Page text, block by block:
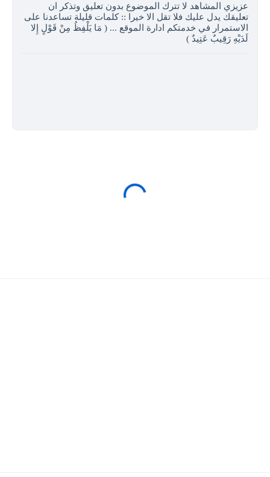
عزيزي المشاهد لا تترك الموضوع بدون تعليق وتذكر ان
تعليقك يدل عليك فلا تقل الا خيرا :: كلمات قليلة تساعدنا على
الاستمرار في خدمتكم ادارة الموقع ... ( مَا يَلْفِظُ مِنْ قَوْلٍ إِلا
لَدَيْهِ رَقِيبٌ عَتِيدٌ )